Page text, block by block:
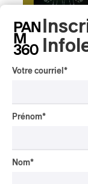
Votre courriel *
Prénom*
Nom*